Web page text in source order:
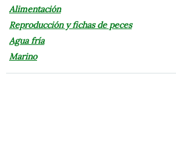
Alimentación
Reproducción y fichas de peces
Agua fría
Marino